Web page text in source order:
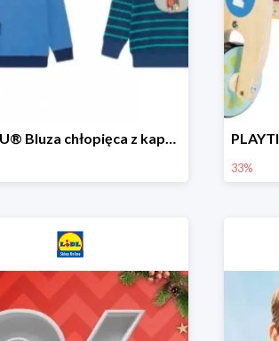
LUPILU® Bluza chłopięca z kapturem
33%